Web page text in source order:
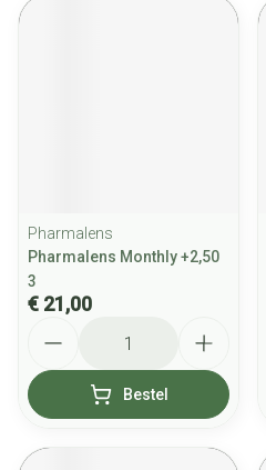
Pharmalens
Pharmalens Monthly +2,50
3
€ 21,00
Bestel